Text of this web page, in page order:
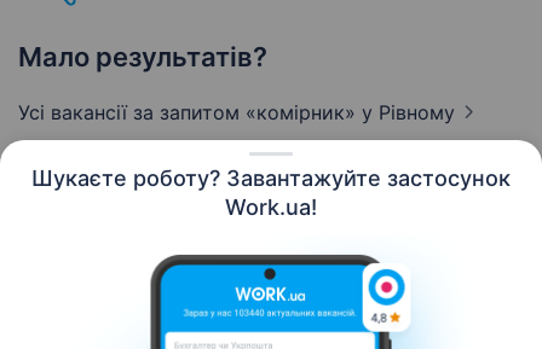
Шукаєте роботу? Завантажуйте застосунок
Work.ua!
Мало результатів?
Усі вакансії за запитом «комірник» у Рівному